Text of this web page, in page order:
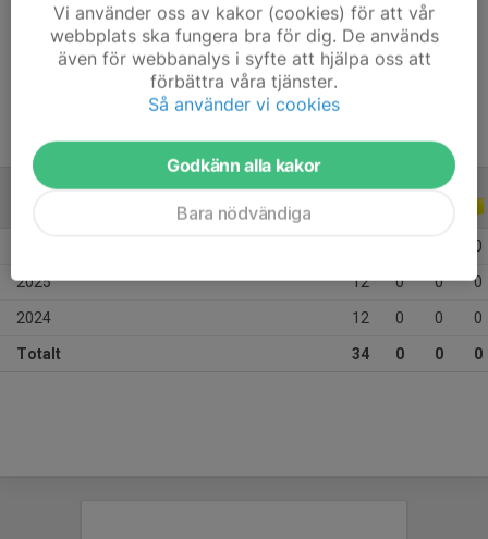
Position
-
11 år
ALLA ÅR
0
2025 12 0 0 0
2024 12 0 0 0
Totalt 34 0 0 0
Vi använder oss av kakor (cookies) för att vår
webbplats ska fungera bra för dig. De används
även för webbanalys i syfte att hjälpa oss att
förbättra våra tjänster.
Så använder vi cookies
Godkänn alla kakor
Bara nödvändiga